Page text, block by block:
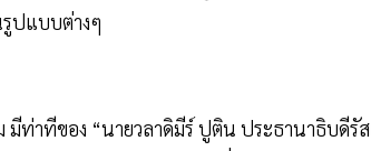
ปแบบต่างๆ
ท่าทีของ “นายวลาดิมีร์ ปูติน ประธานาธิบดีรั